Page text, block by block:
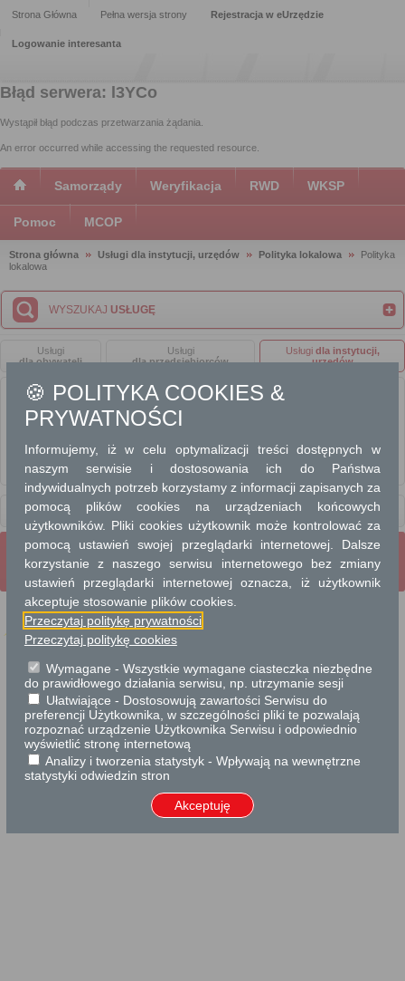
Strona Główna Pełna wersja strony Rejestracja w eUrzędzie
Logowanie interesanta
Błąd serwera: l3YCo
Wystąpił błąd podczas przetwarzania żądania.
An error occurred while accessing the requested resource.
Samorządy Weryfikacja RWD WKSP
Pomoc MCOP
Strona główna Usługi dla instytucji, urzędów Polityka lokalowa
Polityka
lokalowa
WYSZUKAJ USŁUGĘ
Usługi
dla obywateli
Usługi
dla przedsiębiorców
Usługi dla instytucji,
urzędów
Podnajem lokalu użytkowego
Sprzedaż lokali użytkowych w drodze bezprzetargowej na rzecz najemców
Usługi
dla instytucji,
Wrota Mazowsza
Strona mobilna
Pełna wersja strony
Projekt współfinansowany przez Unię Europejską ze środków Europejskiego
Funduszu Rozwoju Regionalnego w ramach Regionalnego Programu Operacyjnego
Województwa Mazowieckiego 2007-2013.
🍪 POLITYKA COOKIES &
PRYWATNOŚCI
Informujemy, iż w celu optymalizacji treści dostępnych w
naszym serwisie i dostosowania ich do Państwa
indywidualnych potrzeb korzystamy z informacji zapisanych za
pomocą plików cookies na urządzeniach końcowych
użytkowników. Pliki cookies użytkownik może kontrolować za
pomocą ustawień swojej przeglądarki internetowej. Dalsze
korzystanie z naszego serwisu internetowego bez zmiany
ustawień przeglądarki internetowej oznacza, iż użytkownik
akceptuje stosowanie plików cookies.
Przeczytaj politykę prywatności
Przeczytaj politykę cookies
Wymagane - Wszystkie wymagane ciasteczka niezbędne
do prawidłowego działania serwisu, np. utrzymanie sesji
Ułatwiające - Dostosowują zawartości Serwisu do
preferencji Użytkownika, w szczególności pliki te pozwalają
rozpoznać urządzenie Użytkownika Serwisu i odpowiednio
wyświetlić stronę internetową
Analizy i tworzenia statystyk - Wpływają na wewnętrzne
statystyki odwiedzin stron
Akceptuję